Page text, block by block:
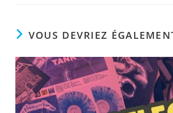
VOUS DEVRIEZ